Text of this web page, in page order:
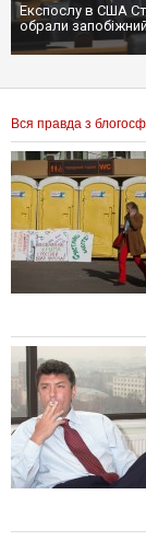
Експослу в США
обрали
Вся правда з